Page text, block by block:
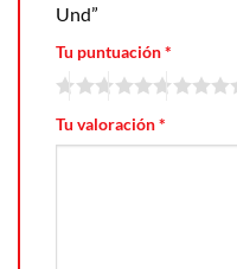
Und”
Tu puntuación*
Tu valoración*